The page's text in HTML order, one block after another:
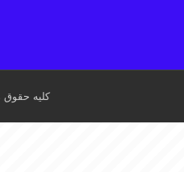
کلیه حقوق